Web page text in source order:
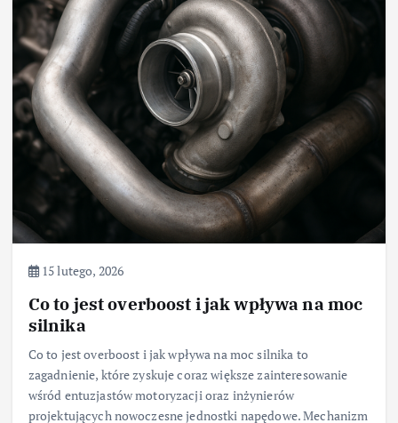
15 lutego, 2026
Co to jest overboost i jak wpływa na moc
silnika
Co to jest overboost i jak wpływa na moc silnika to
zagadnienie, które zyskuje coraz większe zainteresowanie
wśród entuzjastów motoryzacji oraz inżynierów
projektujących nowoczesne jednostki napędowe. Mechanizm